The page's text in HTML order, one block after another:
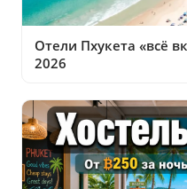
Отели Пхукета «всё
2026